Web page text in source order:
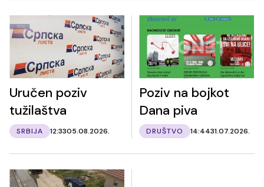
Uručen poziv
tužilaštva
SRBIJA 12:3305.08.2026.
Poziv na bojkot
Dana piva
DRUŠTVO 14:4431.07.2026.